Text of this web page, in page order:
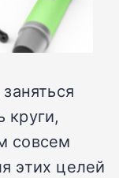
круги,
совсем
этих целей